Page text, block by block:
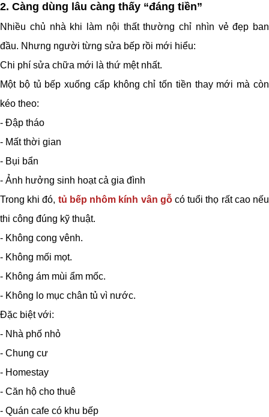
2. Càng dùng lâu càng thấy “đáng tiền”
Nhiều chủ nhà khi làm nội thất thường chỉ nhìn vẻ đẹp ban
đầu. Nhưng người từng sửa bếp rồi mới hiểu:
Chi phí sửa chữa mới là thứ mệt nhất.
Một bộ tủ bếp xuống cấp không chỉ tốn tiền thay mới mà còn
kéo theo:
- Đập tháo
- Mất thời gian
- Bụi bẩn
- Ảnh hưởng sinh hoạt cả gia đình
Trong khi đó, tủ bếp nhôm kính vân gỗcó tuổi thọ rất cao nếu
thi công đúng kỹ thuật.
- Không cong vênh.
- Không mối mọt.
- Không ám mùi ẩm mốc.
- Không lo mục chân tủ vì nước.
Đặc biệt với:
- Nhà phố nhỏ
- Chung cư
- Homestay
- Căn hộ cho thuê
- Quán cafe có khu bếp